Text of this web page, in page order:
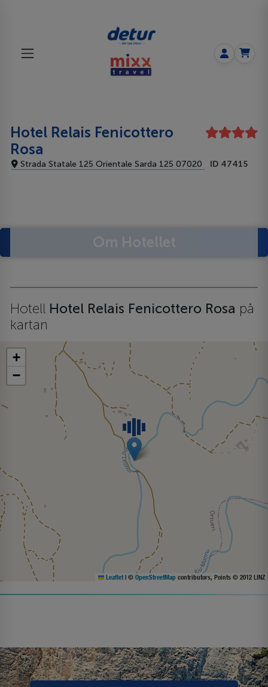
Hotel Relais Fenicottero
Rosa
Strada Statale 125 Orientale Sarda 125 07020 ID 47415
Hotell Hotel Relais Fenicottero Rosa på
kartan
+
−
Leaflet | © OpenStreetMap contributors, Points © 2012 LINZ